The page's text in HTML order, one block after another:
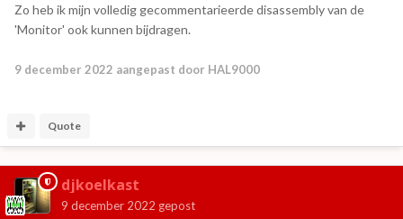
Zo heb ik mijn volledig gecommentarieerde disassembly van de
'Monitor' ook kunnen bijdragen.
9 december 2022 aangepast door HAL9000
Quote
djkoelkast
9 december 2022 gepost